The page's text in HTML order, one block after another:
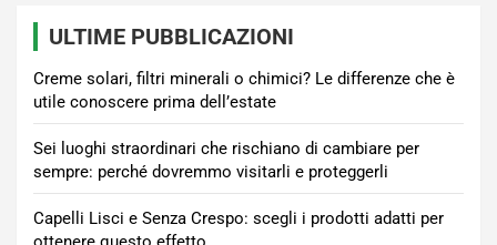
ULTIME PUBBLICAZIONI
Creme solari, filtri minerali o chimici? Le differenze che è
utile conoscere prima dell’estate
Sei luoghi straordinari che rischiano di cambiare per
sempre: perché dovremmo visitarli e proteggerli
Capelli Lisci e Senza Crespo: scegli i prodotti adatti per